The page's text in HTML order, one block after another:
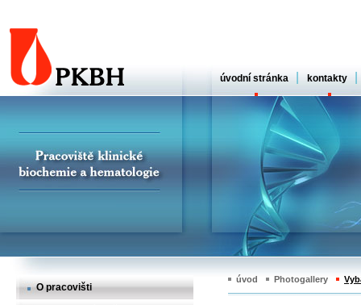
úvodní stránka kontakty
O pracovišti
úvod Photogallery